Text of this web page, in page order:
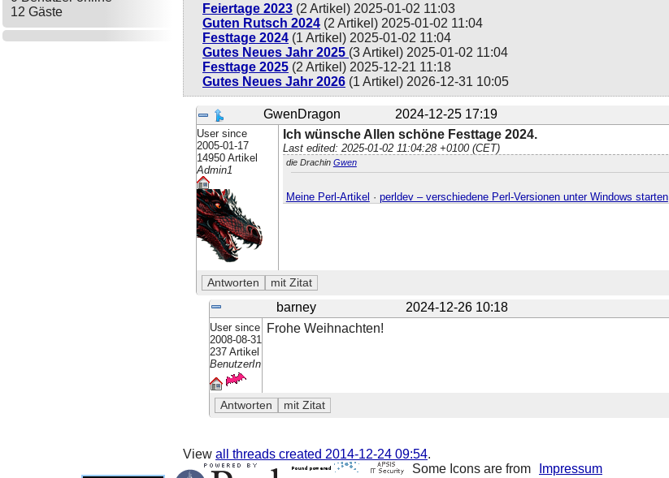
12 Gäste
Feiertage 2023 (2 Artikel) 2025-01-02 11:03
Guten Rutsch 2024 (2 Artikel) 2025-01-02 11:04
Festtage 2024 (1 Artikel) 2025-01-02 11:04
Gutes Neues Jahr 2025 (3 Artikel) 2025-01-02 11:04
Festtage 2025 (2 Artikel) 2025-12-21 11:18
Gutes Neues Jahr 2026 (1 Artikel) 2026-12-31 10:05
GwenDragon 2024-12-25 17:19
User since
2005-01-17
14950 Artikel
Admin1
Ich wünsche Allen schöne Festtage 2024.
Last edited: 2025-01-02 11:04:28 +0100 (CET)
die Drachin Gwen
Meine Perl-Artikel · perldev – verschiedene Perl-Versionen unter Windows starten
barney 2024-12-26 10:18
User since
2008-08-31
237 Artikel
BenutzerIn
Frohe Weihnachten!
Viewall threads created 2014-12-24 09:54.
Some Icons are from
Impressum